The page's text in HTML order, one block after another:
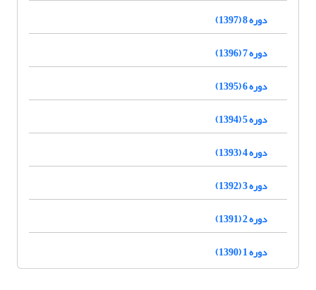
دوره 8 (1397)
دوره 7 (1396)
دوره 6 (1395)
دوره 5 (1394)
دوره 4 (1393)
دوره 3 (1392)
دوره 2 (1391)
دوره 1 (1390)